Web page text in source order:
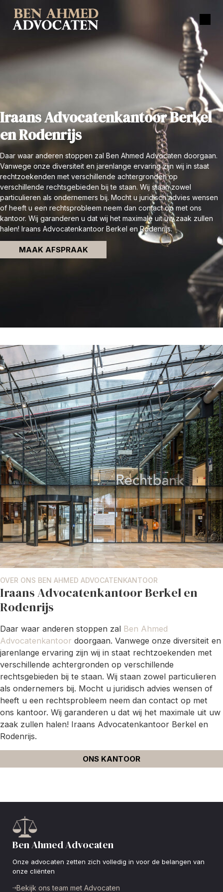
Iraans Advocatenkantoor Berkel
en Rodenrijs
Daar waar anderen stoppen zal Ben Ahmed Advocaten doorgaan.
Vanwege onze diversiteit en jarenlange ervaring zijn wij in staat
rechtzoekenden met verschillende achtergronden op
verschillende rechtsgebieden bij te staan. Wij staan zowel
particulieren als ondernemers bij. Mocht u juridisch advies wensen
of heeft u een rechtsprobleem neem dan contact op met ons
kantoor. Wij garanderen u dat wij het maximale uit uw zaak zullen
halen! Iraans Advocatenkantoor Berkel en Rodenrijs.
MAAK AFSPRAAK
OVER ONS BEN AHMED ADVOCATENKANTOOR
Iraans Advocatenkantoor Berkel en
Rodenrijs
Daar waar anderen stoppen zal Ben Ahmed
Advocatenkantoor doorgaan. Vanwege onze diversiteit en
jarenlange ervaring zijn wij in staat rechtzoekenden met
verschillende achtergronden op verschillende
rechtsgebieden bij te staan. Wij staan zowel particulieren
als ondernemers bij. Mocht u juridisch advies wensen of
heeft u een rechtsprobleem neem dan contact op met
ons kantoor. Wij garanderen u dat wij het maximale uit uw
zaak zullen halen! Iraans Advocatenkantoor Berkel en
Rodenrijs.
ONS KANTOOR
Ben Ahmed Advocaten
Onze advocaten zetten zich volledig in voor de belangen van
onze cliënten
Bekijk ons team met Advocaten